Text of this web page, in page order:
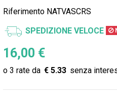
Riferimento NATVASCRS
SPEDIZIONE VELOCE
16,00 €
€ 5.33